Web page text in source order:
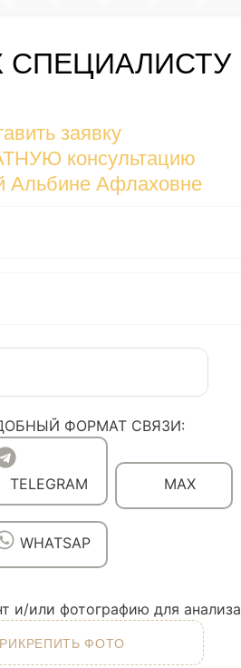
СПЕЦИАЛИСТУ
заявку
консультацию
Альбине Афлаховне
ФОРМАТ СВЯЗИ:
TELEGRAM MAX
WHATSAP
и/или фотографию для анализа